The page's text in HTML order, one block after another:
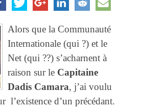
Alors que la Communauté
Internationale (qui ?) et le
Net (qui ??) s’acharnent à
raison sur le Capitaine
Dadis Camara, j’ai voulu
l’existence d’un précédant.